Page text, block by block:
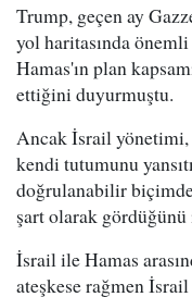
Trump, geçen ay
yol haritasında önemli
Hamas'ın plan
ettiğini duyurmuştu.
Ancak İsrail yönetimi,
kendi tutumunu
doğrulanabilir biçimde
şart olarak
İsrail ile Hamas
ateşkese rağmen